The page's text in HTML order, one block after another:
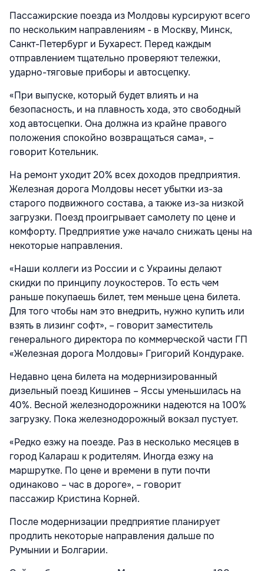
Пассажирские поезда из Молдовы курсируют всего
по нескольким направлениям - в Москву, Минск,
Санкт-Петербург и Бухарест. Перед каждым
отправлением тщательно проверяют тележки,
ударно-тяговые приборы и автосцепку.
«При выпуске, который будет влиять и на
безопасность, и на плавность хода, это свободный
ход автосцепки. Она должна из крайне правого
положения спокойно возвращаться сама», –
говорит Котельник.
На ремонт уходит 20% всех доходов предприятия.
Железная дорога Молдовы несет убытки из-за
старого подвижного состава, а также из-за низкой
загрузки. Поезд проигрывает самолету по цене и
комфорту. Предприятие уже начало снижать цены на
некоторые направления.
«Наши коллеги из России и с Украины делают
скидки по принципу лоукостеров. То есть чем
раньше покупаешь билет, тем меньше цена билета.
Для того чтобы нам это внедрить, нужно купить или
взять в лизинг софт», – говорит заместитель
генерального директора по коммерческой части ГП
«Железная дорога Молдовы» Григорий Кондураке.
Недавно цена билета на модернизированный
дизельный поезд Кишинев – Яссы уменьшилась на
40%. Весной железнодорожники надеются на 100%
загрузку. Пока железнодорожный вокзал пустует.
«Редко езжу на поезде. Раз в несколько месяцев в
город Калараш к родителям. Иногда езжу на
маршрутке. По цене и времени в пути почти
одинаково – час в дороге», – говорит
пассажир Кристина Корней.
После модернизации предприятие планирует
продлить некоторые направления дальше по
Румынии и Болгарии.